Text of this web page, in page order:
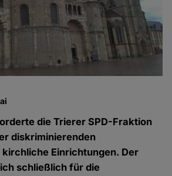
die Trierer SPD-Fraktion
diskriminierenden
Einrichtungen. Der
schließlich für die